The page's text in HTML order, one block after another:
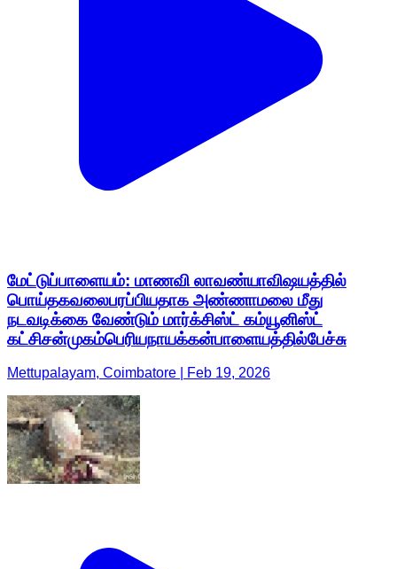
மேட்டுப்பாளையம்: மாணவி லாவண்யாவிஷயத்தில்
பொய்தகவலைபரப்பியதாக அண்ணாமலை மீது
நடவடிக்கை வேண்டும் மார்க்சிஸ்ட் கம்யூனிஸ்ட்
கட்சிசன்முகம்பெரியநாயக்கன்பாளையத்தில்பேச்சு
Mettupalayam, Coimbatore | Feb 19, 2026